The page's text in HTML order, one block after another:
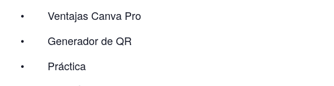
• Ventajas Canva Pro
• Generador de QR
• Práctica